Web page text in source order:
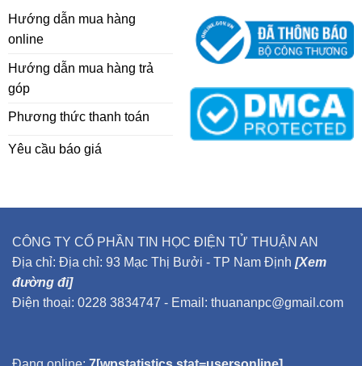
Hướng dẫn mua hàng
online
Hướng dẫn mua hàng trả
góp
Phương thức thanh toán
Yêu cầu báo giá
CÔNG TY CỔ PHẦN TIN HỌC ĐIỆN TỬ THUẬN AN
Địa chỉ: Địa chỉ: 93 Mạc Thị Bưởi - TP Nam Định [Xem
đường đi]
Điện thoại: 0228 3834747 - Email: thuananpc@gmail.com